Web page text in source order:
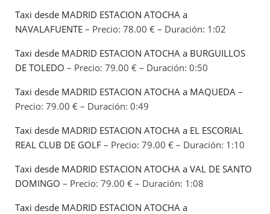
Taxi desde MADRID ESTACION ATOCHA a
NAVALAFUENTE – Precio: 78.00 € – Duración: 1:02
Taxi desde MADRID ESTACION ATOCHA a BURGUILLOS
DE TOLEDO – Precio: 79.00 € – Duración: 0:50
Taxi desde MADRID ESTACION ATOCHA a MAQUEDA –
Precio: 79.00 € – Duración: 0:49
Taxi desde MADRID ESTACION ATOCHA a EL ESCORIAL
REAL CLUB DE GOLF – Precio: 79.00 € – Duración: 1:10
Taxi desde MADRID ESTACION ATOCHA a VAL DE SANTO
DOMINGO – Precio: 79.00 € – Duración: 1:08
Taxi desde MADRID ESTACION ATOCHA a